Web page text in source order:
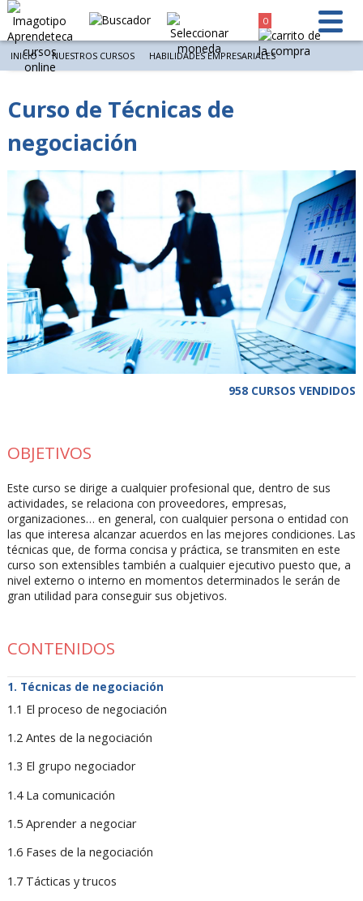
0
INICIO NUESTROS CURSOS HABILIDADES EMPRESARIALES
Curso de Técnicas de
negociación
958 CURSOS VENDIDOS
OBJETIVOS
Este curso se dirige a cualquier profesional que, dentro de sus
actividades, se relaciona con proveedores, empresas,
organizaciones… en general, con cualquier persona o entidad con
las que interesa alcanzar acuerdos en las mejores condiciones. Las
técnicas que, de forma concisa y práctica, se transmiten en este
curso son extensibles también a cualquier ejecutivo puesto que, a
nivel externo o interno en momentos determinados le serán de
gran utilidad para conseguir sus objetivos.
CONTENIDOS
Técnicas de negociación
1.1 El proceso de negociación
1.2 Antes de la negociación
1.3 El grupo negociador
1.4 La comunicación
1.5 Aprender a negociar
1.6 Fases de la negociación
1.7 Tácticas y trucos